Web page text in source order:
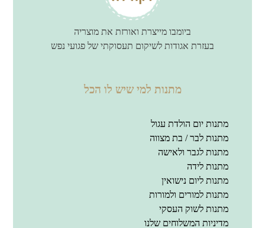
ביומבו מייצרת ואורזת את מוצריה
בעזרת אגודות לשיקום תעסוקתי של פגועי נפש
מתנות למי שיש לו הכל
מתנות יום הולדת עגול
מתנות לבר / בת מצווה
מתנות לגבר ולאישה
מתנות לידה
מתנות ליום נישואין
מתנות למורים ולמורות
מתנות לשוק העסקי
מדיניות המשלוחים שלנו